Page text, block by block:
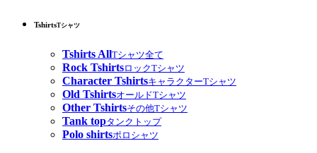
TshirtsTシャツ
Tshirts AllTシャツ全て
Rock TshirtsロックTシャツ
Character TshirtsキャラクターTシャツ
Old TshirtsオールドTシャツ
Other Tshirtsその他Tシャツ
Tank topタンクトップ
Polo shirtsポロシャツ